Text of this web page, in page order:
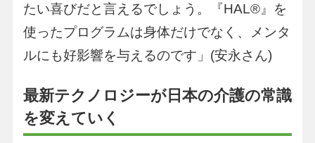
たい喜びだと言えるでしょう。『HAL®︎』を
使ったプログラムは身体だけでなく、メンタ
ルにも好影響を与えるのです」(安永さん)
最新テクノロジーが日本の介護の常識
を変えていく